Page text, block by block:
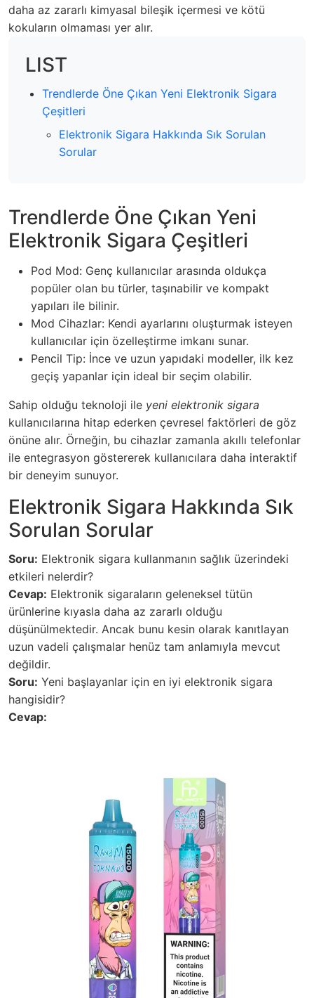
daha az zararlı kimyasal bileşik içermesi ve kötü
kokuların olmaması yer alır.
LIST
Trendlerde Öne Çıkan Yeni Elektronik Sigara
Çeşitleri
Elektronik Sigara Hakkında Sık Sorulan
Sorular
Trendlerde Öne Çıkan Yeni
Elektronik Sigara Çeşitleri
Pod Mod: Genç kullanıcılar arasında oldukça
popüler olan bu türler, taşınabilir ve kompakt
yapıları ile bilinir.
Mod Cihazlar: Kendi ayarlarını oluşturmak isteyen
kullanıcılar için özelleştirme imkanı sunar.
Pencil Tip: İnce ve uzun yapıdaki modeller, ilk kez
geçiş yapanlar için ideal bir seçim olabilir.
Sahip olduğu teknoloji ile yeni elektronik sigara
kullanıcılarına hitap ederken çevresel faktörleri de göz
önüne alır. Örneğin, bu cihazlar zamanla akıllı telefonlar
ile entegrasyon göstererek kullanıcılara daha interaktif
bir deneyim sunuyor.
Elektronik Sigara Hakkında Sık
Sorulan Sorular
Soru: Elektronik sigara kullanmanın sağlık üzerindeki
etkileri nelerdir?
Cevap: Elektronik sigaraların geleneksel tütün
ürünlerine kıyasla daha az zararlı olduğu
düşünülmektedir. Ancak bunu kesin olarak kanıtlayan
uzun vadeli çalışmalar henüz tam anlamıyla mevcut
değildir.
Soru: Yeni başlayanlar için en iyi elektronik sigara
hangisidir?
Cevap: